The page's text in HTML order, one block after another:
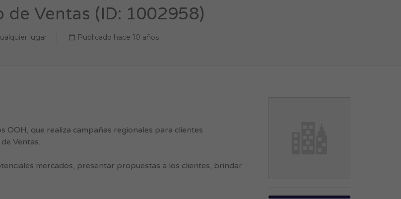
de Ventas (ID: 1002958)
lugar Publicado hace 10 años
OOH, que realiza campañas regionales para clientes
Ventas.
mercados, presentar propuestas a los clientes, brindar